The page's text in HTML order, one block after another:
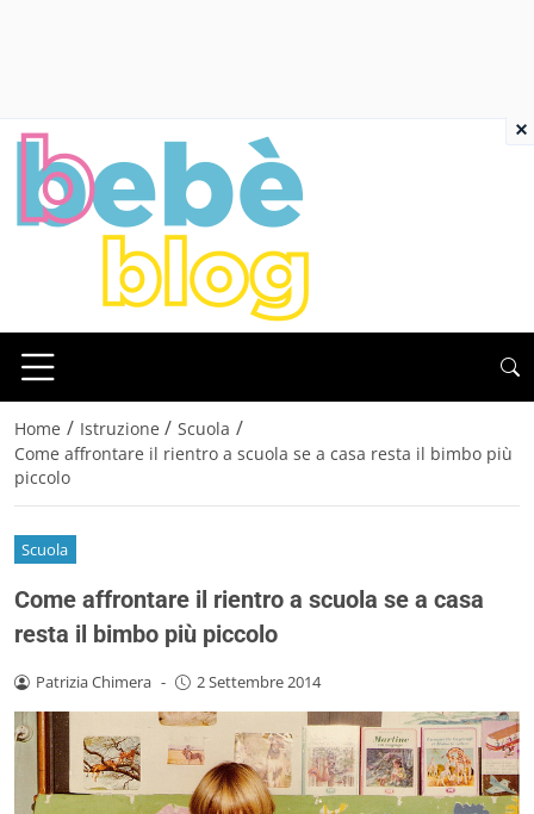
Home / Istruzione / Scuola /
Come affrontare il rientro a scuola se a casa resta il bimbo più
piccolo
Scuola
Come affrontare il rientro a scuola se a casa
resta il bimbo più piccolo
Patrizia Chimera - 2 Settembre 2014
×